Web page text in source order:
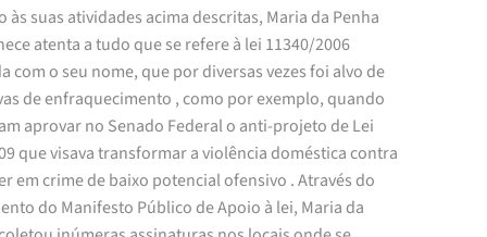
às suas atividades acima descritas, Maria da Penha
atenta a tudo que se refere à lei 11340/2006
com o seu nome, que por diversas vezes foi alvo de
de enfraquecimento , como por exemplo, quando
aprovar no Senado Federal o anti-projeto de Lei
que visava transformar a violência doméstica contra
em crime de baixo potencial ofensivo . Através do
do Manifesto Público de Apoio à lei, Maria da